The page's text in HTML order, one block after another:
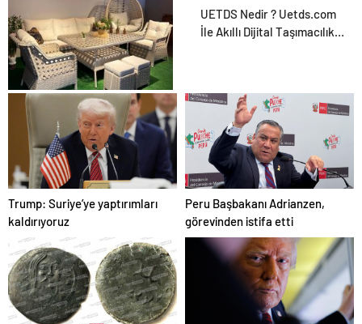
Zihnin Gizemli Sınırları ve
Ötesi : Nasılnedir.com
UETDS Nedir ? Uetds.com
İle Akıllı Dijital Taşımacılık
Bahçe Mobilyaları
Seçerken Nelere Dikkat
Etmeli
Trump: Suriye’ye yaptırımları
kaldırıyoruz
Peru Başbakanı Adrianzen,
görevinden istifa etti